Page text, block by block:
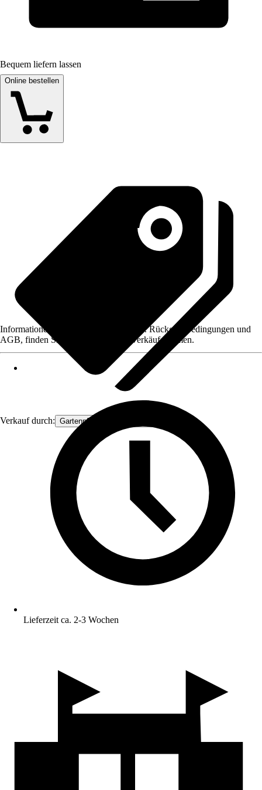
Bequem liefern lassen
Online bestellen
Verkauf durch: Gartenpflanzen Ammerland
Informationen des Verkäufers, wie z. B. Rückgabebedingungen und
AGB, finden Sie bei Klick auf den Verkäufernamen.
Lieferzeit ca. 2-3 Wochen